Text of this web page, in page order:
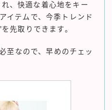
、快適な着心地をキー
イテムで、今季トレンド
先取りできます。
至なので、早めのチェッ